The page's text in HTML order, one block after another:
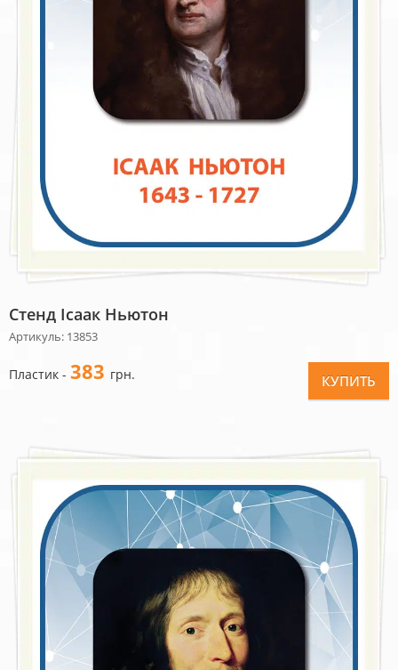
Стенд Ісаак Ньютон
Артикуль: 13853
Пластик - 383 грн. КУПИТЬ